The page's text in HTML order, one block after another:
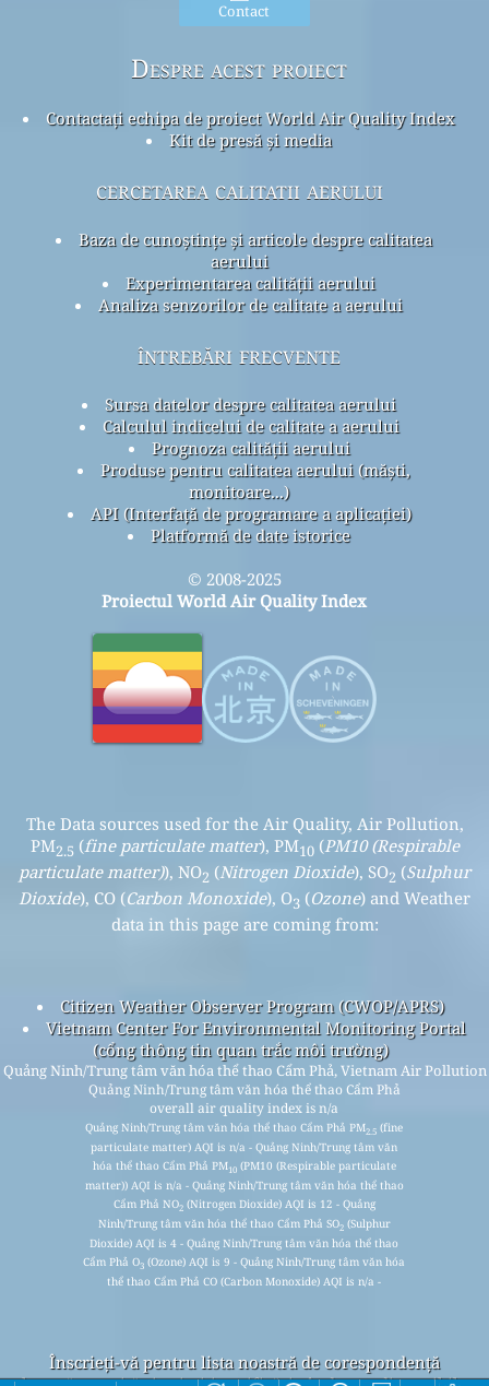
Contact
Despre acest proiect
Contactați echipa de proiect World Air Quality Index
Kit de presă și media
cercetarea calitatii aerului
Baza de cunoștințe și articole despre calitatea
aerului
Experimentarea calității aerului
Analiza senzorilor de calitate a aerului
întrebări frecvente
Sursa datelor despre calitatea aerului
Calculul indicelui de calitate a aerului
Prognoza calității aerului
Produse pentru calitatea aerului (măști,
monitoare...)
API (Interfață de programare a aplicației)
Platformă de date istorice
© 2008-2025
Proiectul World Air Quality Index
The Data sources used for the Air Quality, Air Pollution,
PM2.5 (fine particulate matter), PM10(PM10 (Respirable
particulate matter)), NO2 (Nitrogen Dioxide), SO2 (Sulphur
Dioxide), CO (Carbon Monoxide), O3 (Ozone) and Weather
data in this page are coming from:
Citizen Weather Observer Program (CWOP/APRS)
Vietnam Center For Environmental Monitoring Portal
(cổng thông tin quan trắc môi trường)
Quảng Ninh/Trung tâm văn hóa thể thao Cẩm Phả, Vietnam Air Pollution
Quảng Ninh/Trung tâm văn hóa thể thao Cẩm Phả
overall air quality index is n/a
Quảng Ninh/Trung tâm văn hóa thể thao Cẩm Phả PM2.5 (fine
particulate matter) AQI is n/a - Quảng Ninh/Trung tâm văn
hóa thể thao Cẩm Phả PM10(PM10 (Respirable particulate
matter)) AQI is n/a - Quảng Ninh/Trung tâm văn hóa thể thao
Cẩm Phả NO2(Nitrogen Dioxide) AQI is 12 - Quảng
Ninh/Trung tâm văn hóa thể thao Cẩm Phả SO2(Sulphur
Dioxide) AQI is 4 - Quảng Ninh/Trung tâm văn hóa thể thao
Cẩm Phả O3 (Ozone) AQI is 9 - Quảng Ninh/Trung tâm văn hóa
thể thao Cẩm Phả CO (Carbon Monoxide) AQI is n/a -
Înscrieți-vă pentru lista noastră de corespondență